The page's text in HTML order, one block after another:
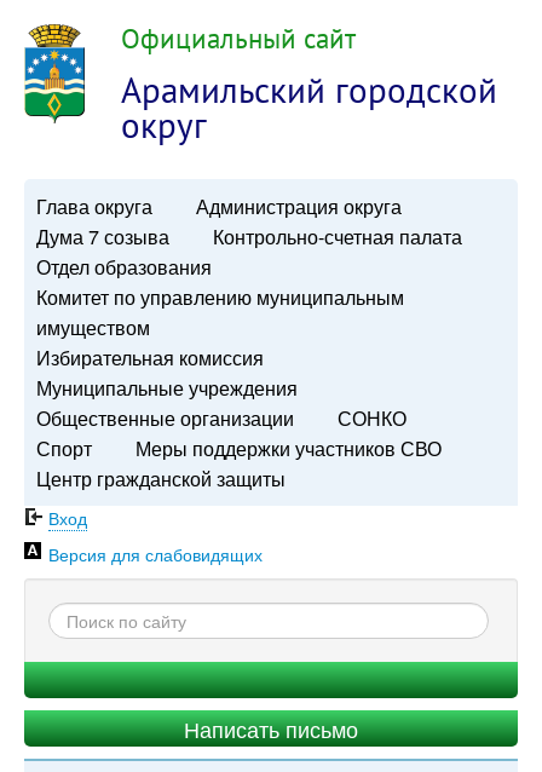
Официальный сайт
Арамильский городской
округ
Глава округа
Администрация округа
Дума 7 созыва
Контрольно-счетная палата
Отдел образования
Комитет по управлению муниципальным
имуществом
Избирательная комиссия
Муниципальные учреждения
Общественные организации
СОНКО
Спорт
Меры поддержки участников СВО
Центр гражданской защиты
Вход
Версия для слабовидящих
Написать письмо